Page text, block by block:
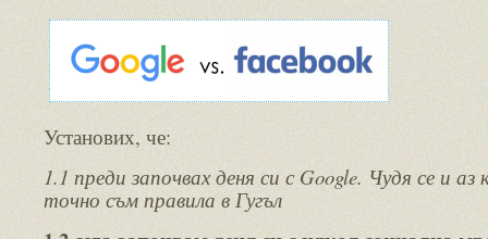
Установих, че:
1.1 преди започвах деня си с Google. Чудя се и аз
точно съм правила в Гугъл